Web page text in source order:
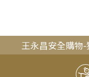
王永昌安全購物